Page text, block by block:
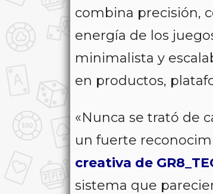
combina precisión,
energía de los
minimalista y
en productos,
«Nunca se trató de
un fuerte
creativa de
sistema que